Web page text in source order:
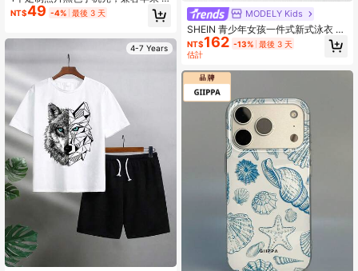
6 Pro Max / S24 Ultra / 兼容红米及
其他安卓手机型号，定制手机壳，时
流，多彩，复古，可爱，简约，趣
味，定制，个性化，独特，个性化，
送给他的理想礼物，送给她的理想礼
物，男朋友，女朋友，家人，朋友，
祖父母，情侣，周年纪念日，生日，
时尚个性化手机壳，国际版，非国内
版
NT$49 -4% 最後 3 天
4-7 Years
MODELY Kids
SHEIN 青少年女孩一件式新式泳衣 紫
色拼接長袖長褲 花卉大亂花 運動時尚
休閒 精緻優雅淑女風 亮眼活潑可愛俏
皮 充滿活力 適合游泳、度假、夏季海
灘、泳池拍照、水上樂園禮物
NT$162 -13% 最後 3 天
估計